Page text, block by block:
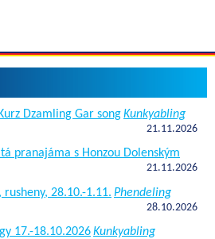
Dzamling Gar songKunkyabling
21.11.2026
pranajáma s Honzou Dolenským
21.11.2026
rusheny, 28.10.-1.11. Phendeling
28.10.2026
17.-18.10.2026Kunkyabling